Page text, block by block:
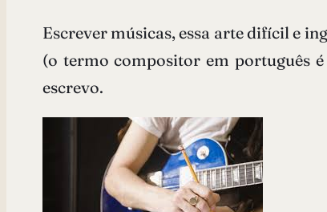
Escrever músicas, essa arte difícil e
(o termo compositor em português
escrevo.